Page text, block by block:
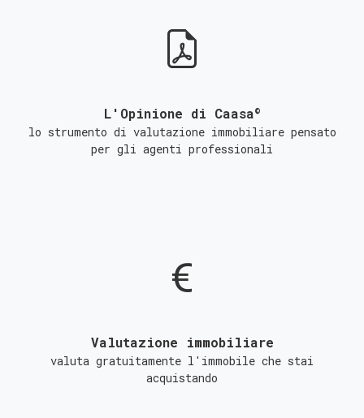
L'Opinione di Caasa©
lo strumento di valutazione immobiliare pensato
per gli agenti professionali
Valutazione immobiliare
valuta gratuitamente l'immobile che stai
acquistando